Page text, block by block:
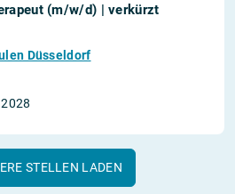
(m/w/d) | verkürzt
Düsseldorf
STELLEN LADEN